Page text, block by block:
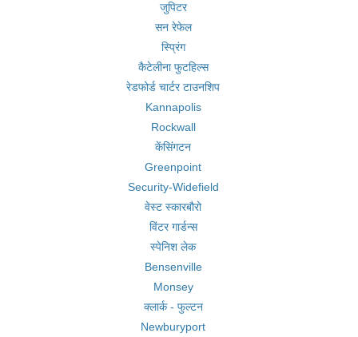
जुपिटर
सन रेफेल
स्प्रिंग
कैटेलीना फुटहिल्स
रेडफोर्ड चार्टर टाउनशिप
Kannapolis
Rockwall
केंसिंगटन
Greenpoint
Security-Widefield
वेस्ट स्कारबौरो
विंटर गार्डन्स
स्पेनिश लेक
Bensenville
Monsey
क्लार्क - फुल्टन
Newburyport